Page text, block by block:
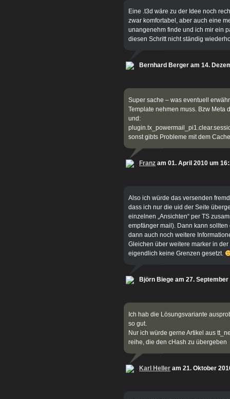
Eine .t3d wäre zu der Idee noch
zwar komfortabel, aber auch eine
unangenehm finde und ich mir ein
diesen Schritt nicht ständig
Bernhard Berger am 14.
Super sache – was eventuell
Template nehmen muss. Bzw Meta
und:
sonst gibts Probleme mit dem
Franz am 01. April 2010 um
Also ich würde das versenden
dass ich nur die uid der Seite
einzelnen „Ansichten“ per TS
empfänger mail). Dann kann
dann auch noch weitere
Gleichen über weitere marker in
eigendlich keine Grenzen gesetzt.
Björn Biege am 27.
Ich hab die Lösungsvariante
so gut.
Nur ich würde gerne Artikel aus
reihe, die den cHash zu übergeben
Karl Heller am 21. Oktober